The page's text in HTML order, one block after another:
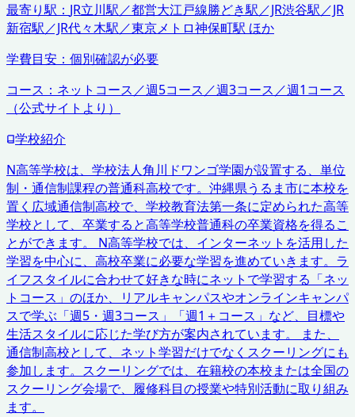
最寄り駅： JR立川駅／都営大江戸線勝どき駅／JR渋谷駅／JR
新宿駅／JR代々木駅／東京メトロ神保町駅 ほか
学費目安： 個別確認が必要
コース： ネットコース／週5コース／週3コース／週1コース
（公式サイトより）
学校紹介
N高等学校は、学校法人角川ドワンゴ学園が設置する、単位
制・通信制課程の普通科高校です。沖縄県うるま市に本校を
置く広域通信制高校で、学校教育法第一条に定められた高等
学校として、卒業すると高等学校普通科の卒業資格を得るこ
とができます。 N高等学校では、インターネットを活用した
学習を中心に、高校卒業に必要な学習を進めていきます。ラ
イフスタイルに合わせて好きな時にネットで学習する「ネッ
トコース」のほか、リアルキャンパスやオンラインキャンパ
スで学ぶ「週5・週3コース」「週1＋コース」など、目標や
生活スタイルに応じた学び方が案内されています。 また、
通信制高校として、ネット学習だけでなくスクーリングにも
参加します。スクーリングでは、在籍校の本校または全国の
スクーリング会場で、履修科目の授業や特別活動に取り組み
ます。